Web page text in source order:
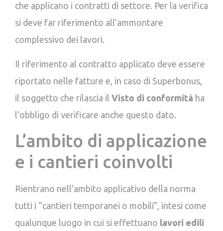
che applicano i contratti di settore. Per la verifica
si deve far riferimento all’ammontare
complessivo dei lavori.
Il riferimento al contratto applicato deve essere
riportato nelle fatture e, in caso di Superbonus,
il soggetto che rilascia il Visto di conformità ha
l’obbligo di verificare anche questo dato.
L’ambito di applicazione
e i cantieri coinvolti
Rientrano nell’ambito applicativo della norma
tutti i “cantieri temporanei o mobili”, intesi come
qualunque luogo in cui si effettuano lavori edili